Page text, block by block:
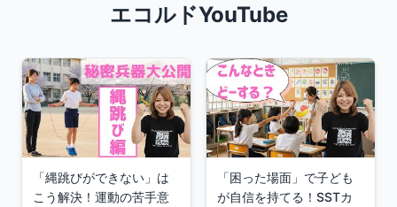
エコルドYouTube
「縄跳びができない」は
こう解決！運動の苦手意
「困った場面」で子ども
が自信を持てる！SSTカ